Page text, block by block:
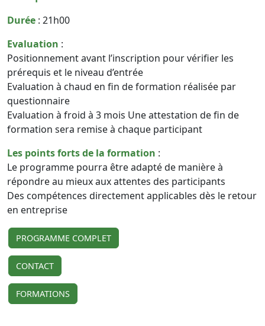
Durée : 21h00
Evaluation :
Positionnement avant l’inscription pour vérifier les
prérequis et le niveau d’entrée
Evaluation à chaud en fin de formation réalisée par
questionnaire
Evaluation à froid à 3 mois Une attestation de fin de
formation sera remise à chaque participant
Les points forts de la formation :
Le programme pourra être adapté de manière à
répondre au mieux aux attentes des participants
Des compétences directement applicables dès le retour
en entreprise
PROGRAMME COMPLET
CONTACT
FORMATIONS